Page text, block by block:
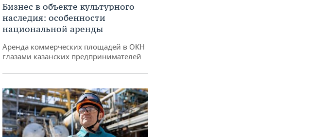
Бизнес в объекте культурного
наследия: особенности
национальной аренды
Аренда коммерческих площадей в ОКН
глазами казанских предпринимателей